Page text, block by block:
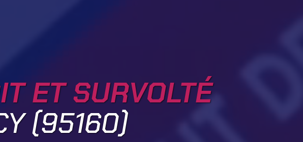
ET SURVOLTÉ
(95160)